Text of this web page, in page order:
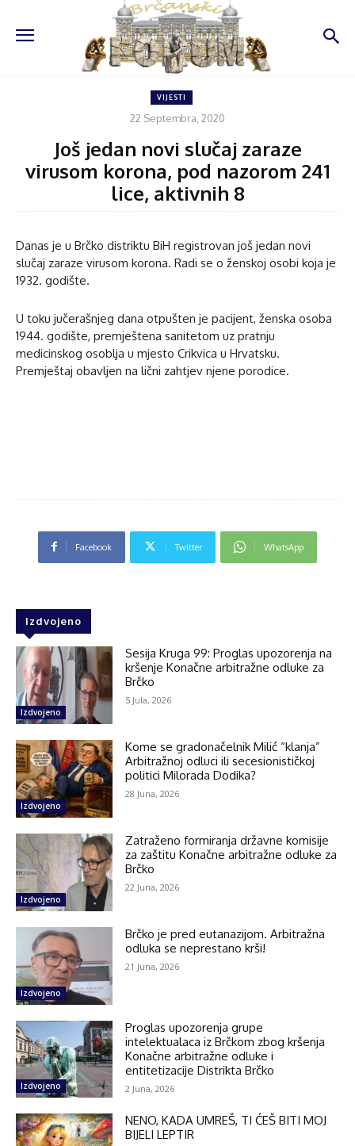
VIJESTI
22 Septembra, 2020
Još jedan novi slučaj zaraze
virusom korona, pod nazorom 241
lice, aktivnih 8
Danas je u Brčko distriktu BiH registrovan još jedan novi
slučaj zaraze virusom korona. Radi se o ženskoj osobi koja je
1932. godište.
U toku jučerašnjeg dana otpušten je pacijent, ženska osoba
1944. godište, premještena sanitetom uz pratnju
medicinskog osoblja u mjesto Crikvica u Hrvatsku.
Premještaj obavljen na lični zahtjev njene porodice.
Facebook Twitter WhatsApp
Izdvojeno
Izdvojeno
Sesija Kruga 99: Proglas upozorenja na
kršenje Konačne arbitražne odluke za
Brčko
5 Jula, 2026
Izdvojeno
Kome se gradonačelnik Milić “klanja”
Arbitražnoj odluci ili secesionističkoj
politici Milorada Dodika?
28 Juna, 2026
Izdvojeno
Zatraženo formiranja državne komisije
za zaštitu Konačne arbitražne odluke za
Brčko
22 Juna, 2026
Izdvojeno
Brčko je pred eutanazijom. Arbitražna
odluka se neprestano krši!
21 Juna, 2026
Izdvojeno
Proglas upozorenja grupe
intelektualaca iz Brčkom zbog kršenja
Konačne arbitražne odluke i
entitetizacije Distrikta Brčko
2 Juna, 2026
NENO, KADA UMREŠ, TI ĆEŠ BITI MOJ
BIJELI LEPTIR